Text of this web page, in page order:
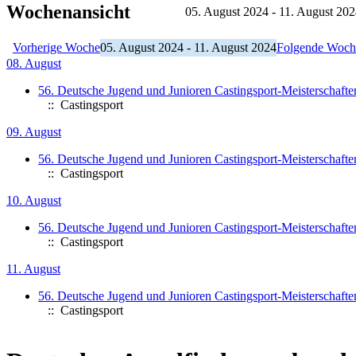
Wochenansicht 05. August 2024 - 11. August
Vorherige Woche05. August 2024 - 11. August 2024Folgende
08. August
56. Deutsche Jugend und Junioren Castingsport-
:: Castingsport
09. August
56. Deutsche Jugend und Junioren Castingsport-
:: Castingsport
10. August
56. Deutsche Jugend und Junioren Castingsport-
:: Castingsport
11. August
56. Deutsche Jugend und Junioren Castingsport-
:: Castingsport